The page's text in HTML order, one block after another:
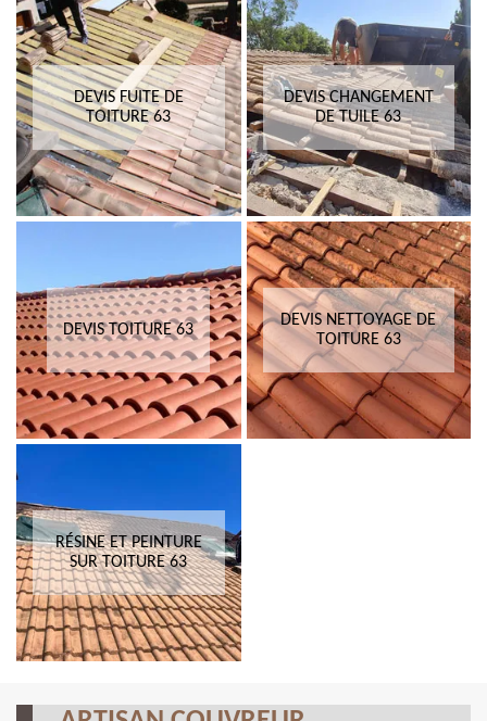
DEVIS FUITE DE
TOITURE 63
DEVIS CHANGEMENT
DE TUILE 63
DEVIS TOITURE 63
DEVIS NETTOYAGE DE
TOITURE 63
RÉSINE ET PEINTURE
SUR TOITURE 63